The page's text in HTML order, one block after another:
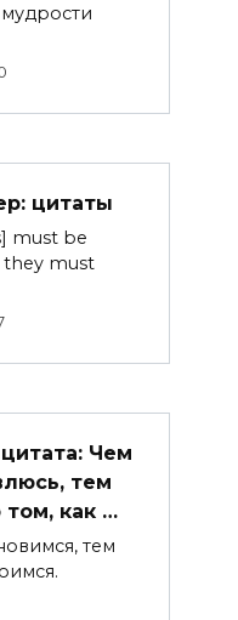
цитаты
must be
they must
Чем
тем
как …
тем